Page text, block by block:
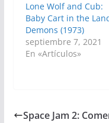
Lone Wolf and Cub:
Baby Cart in the
Demons (1973)
septiembre 7, 2021
En «Artículos»
Space Jam 2: